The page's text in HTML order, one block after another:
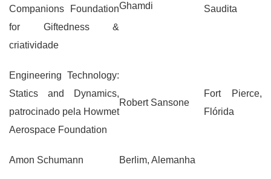
Companions Foundation
for Giftedness &
criatividade
Ghamdi
Saudita
Engineering Technology:
Statics and Dynamics,
patrocinado pela Howmet
Aerospace Foundation
Robert Sansone
Fort Pierce,
Flórida
Amon Schumann Berlim, Alemanha